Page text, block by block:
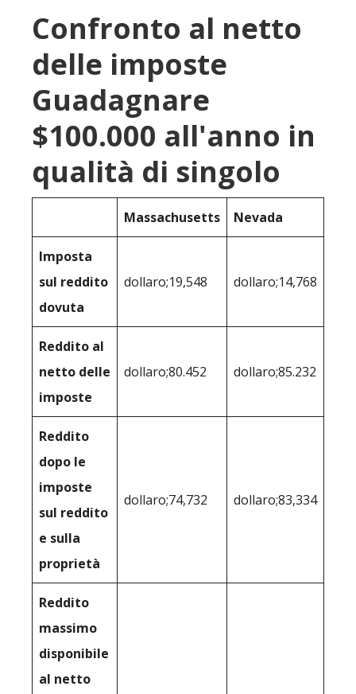
Confronto al netto
delle imposte
Guadagnare
$100.000 all'anno in
qualità di singolo
Massachusetts Nevada
Imposta
sul reddito
dovuta
dollaro;19,548 dollaro;14,768
Reddito al
netto delle
imposte
dollaro;80.452 dollaro;85.232
Reddito
dopo le
imposte
sul reddito
e sulla
proprietà
dollaro;74,732 dollaro;83,334
Reddito
massimo
disponibile
al netto